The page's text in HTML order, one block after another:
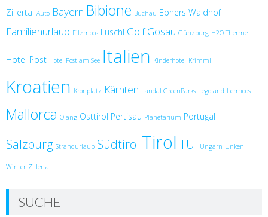
Zillertal Auto Bayern Bibione Buchau Ebners Waldhof
Familienurlaub Filzmoos Fuschl Golf Gosau Günzburg H2O Therme
Hotel Post Hotel Post am See Italien Kinderhotel Krimml
Kroatien Kronplatz Kärnten Landal GreenParks Legoland Lermoos
Mallorca Olang Osttirol Pertisau Planetarium Portugal
Salzburg Strandurlaub Südtirol Tirol TUI Ungarn Unken
Winter Zillertal
SUCHE